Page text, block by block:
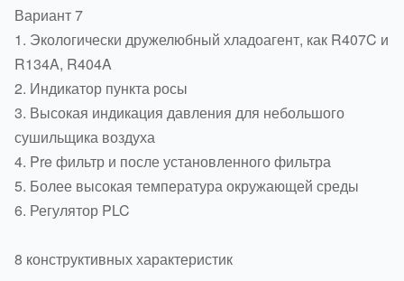
Вариант 7
1. Экологически дружелюбный хладоагент, как R407C и
R134A, R404A
2. Индикатор пункта росы
3. Высокая индикация давления для небольшого
сушильщика воздуха
4. Pre фильтр и после установленного фильтра
5. Более высокая температура окружающей среды
6. Регулятор PLC
8 конструктивных характеристик